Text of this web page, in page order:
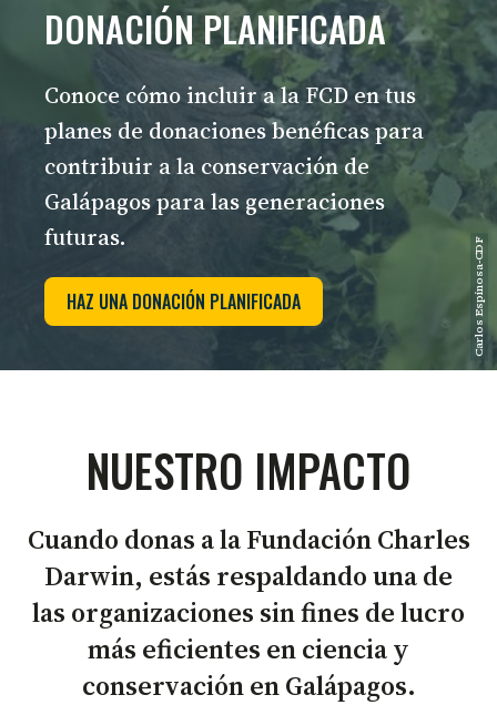
Carlos Espinosa-CDF
DONACIÓN PLANIFICADA
Conoce cómo incluir a la FCD en tus
planes de donaciones benéficas para
contribuir a la conservación de
Galápagos para las generaciones
futuras.
HAZ UNA DONACIÓN PLANIFICADA
NUESTRO IMPACTO
Cuando donas a la Fundación Charles
Darwin, estás respaldando una de
las organizaciones sin fines de lucro
más eficientes en ciencia y
conservación en Galápagos.